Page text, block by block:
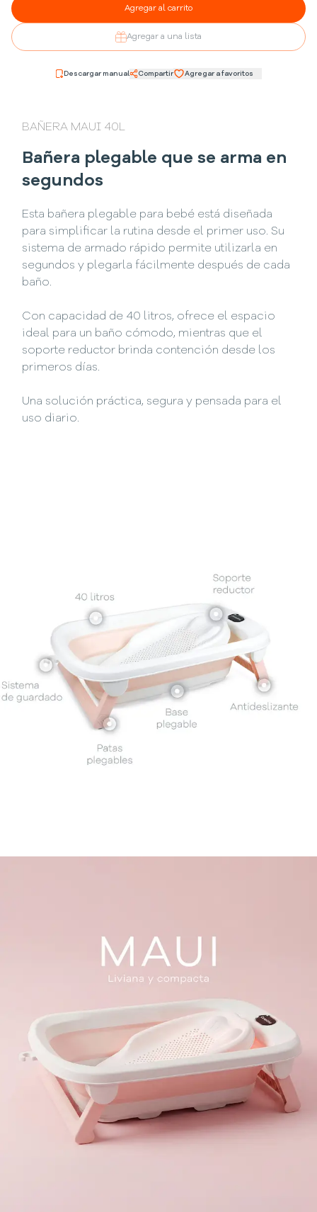
Agregar al carrito
Agregar a una lista
Descargar manual Compartir Agregar a favoritos
BAÑERA MAUI 40L
Bañera plegable que se arma en
segundos
Esta bañera plegable para bebé está diseñada
para simplificar la rutina desde el primer uso. Su
sistema de armado rápido permite utilizarla en
segundos y plegarla fácilmente después de cada
baño.
Con capacidad de 40 litros, ofrece el espacio
ideal para un baño cómodo, mientras que el
soporte reductor brinda contención desde los
primeros días.
Una solución práctica, segura y pensada para el
uso diario.